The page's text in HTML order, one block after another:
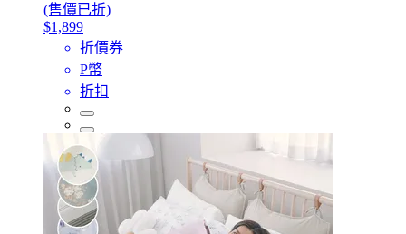
(售價已折)
$1,899
折價券
P幣
折扣